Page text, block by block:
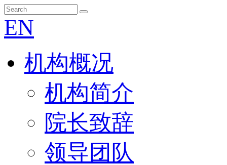
EN
机构概况
机构简介
院长致辞
领导团队